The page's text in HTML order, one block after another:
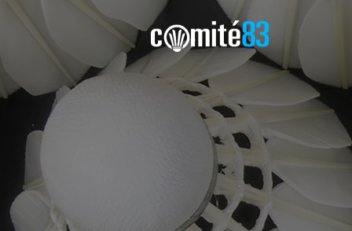
Comité83
Blog du Comité